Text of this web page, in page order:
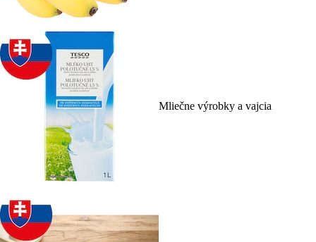
Mliečne výrobky a vajcia